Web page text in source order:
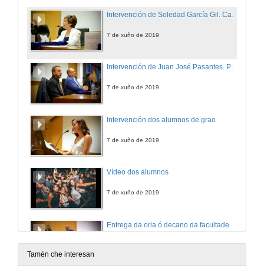
7 de xuño de 2019
Intervención de Juan José Pasantes. Profesor do departamento de Biología
7 de xuño de 2019
Intervención dos alumnos de grao
7 de xuño de 2019
Vídeo dos alumnos
7 de xuño de 2019
Entrega da orla ó decano da facultade
7 de xuño de 2019
Tamén che interesan